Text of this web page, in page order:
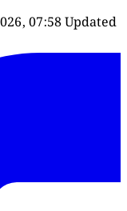
07:58Updated